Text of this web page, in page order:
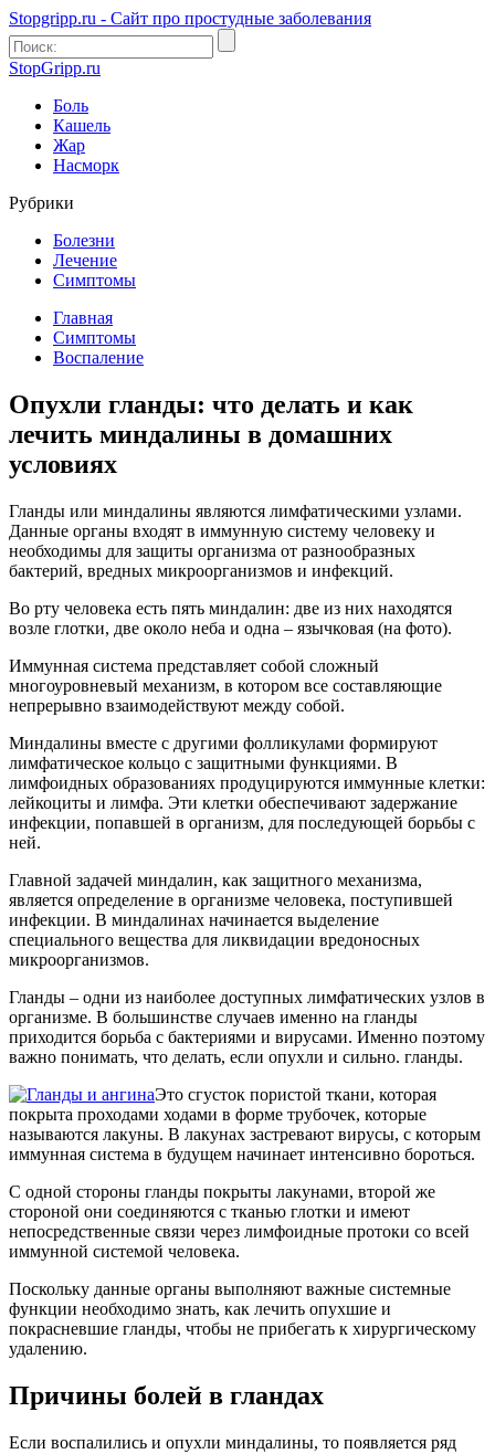
Stopgripp.ru - Cайт про простудные заболевания
StopGripp.ru
Боль
Кашель
Жар
Насморк
Рубрики
Болезни
Лечение
Симптомы
Главная
Симптомы
Воспаление
Опухли гланды: что делать и как
лечить миндалины в домашних
условиях
Гланды или миндалины являются лимфатическими узлами.
Данные органы входят в иммунную систему человеку и
необходимы для защиты организма от разнообразных
бактерий, вредных микроорганизмов и инфекций.
Во рту человека есть пять миндалин: две из них находятся
возле глотки, две около неба и одна – язычковая (на фото).
Иммунная система представляет собой сложный
многоуровневый механизм, в котором все составляющие
непрерывно взаимодействуют между собой.
Миндалины вместе с другими фолликулами формируют
лимфатическое кольцо с защитными функциями. В
лимфоидных образованиях продуцируются иммунные клетки:
лейкоциты и лимфа. Эти клетки обеспечивают задержание
инфекции, попавшей в организм, для последующей борьбы с
ней.
Главной задачей миндалин, как защитного механизма,
является определение в организме человека, поступившей
инфекции. В миндалинах начинается выделение
специального вещества для ликвидации вредоносных
микроорганизмов.
Гланды – одни из наиболее доступных лимфатических узлов в
организме. В большинстве случаев именно на гланды
приходится борьба с бактериями и вирусами. Именно поэтому
важно понимать, что делать, если опухли и сильно. гланды.
Это сгусток пористой ткани, которая
покрыта проходами ходами в форме трубочек, которые
называются лакуны. В лакунах застревают вирусы, с которым
иммунная система в будущем начинает интенсивно бороться.
С одной стороны гланды покрыты лакунами, второй же
стороной они соединяются с тканью глотки и имеют
непосредственные связи через лимфоидные протоки со всей
иммунной системой человека.
Поскольку данные органы выполняют важные системные
функции необходимо знать, как лечить опухшие и
покрасневшие гланды, чтобы не прибегать к хирургическому
удалению.
Причины болей в гландах
Если воспалились и опухли миндалины, то появляется ряд